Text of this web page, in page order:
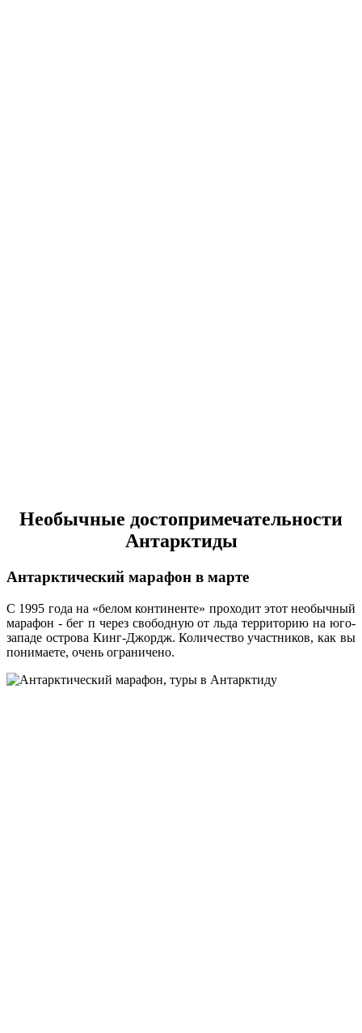
Необычные достопримечательности
Антарктиды
Антарктический марафон в марте
С 1995 года на «белом континенте» проходит этот необычный
марафон - бег п через свободную от льда территорию на юго-
западе острова Кинг-Джордж. Количество участников, как вы
понимаете, очень ограничено.